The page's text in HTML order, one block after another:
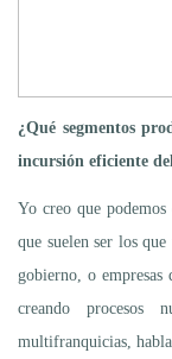
¿Qué segmentos
incursión eficiente
Yo creo que
que suelen ser los
gobierno, o empresas
creando procesos
multifranquicias,